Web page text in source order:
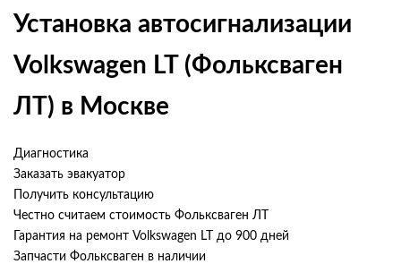
Установка автосигнализации
Volkswagen LT (Фольксваген
ЛТ) в Москве
Диагностика
Заказать эвакуатор
Получить консультацию
Честно считаем стоимость Фольксваген ЛТ
Гарантия на ремонт Volkswagen LT до 900 дней
Запчасти Фольксваген в наличии